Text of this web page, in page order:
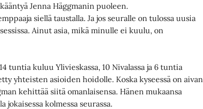
Jenna Häggmanin puoleen.
siellä taustalla. Ja jos seuralle on tulossa uusia
Ainut asia, mikä minulle ei kuulu, on
tuntia kuluu Ylivieskassa, 10 Nivalassa ja 6 tuntia
yhteisten asioiden hoidolle. Koska kyseessä on aivan
kehittää siitä omanlaisensa. Hänen mukaansa
jokaisessa kolmessa seurassa.